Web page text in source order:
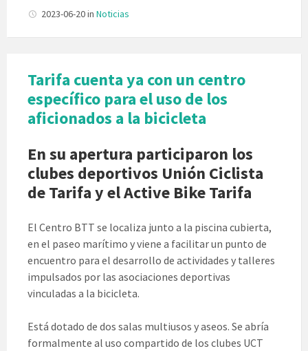
2023-06-20in Noticias
Tarifa cuenta ya con un centro
específico para el uso de los
aficionados a la bicicleta
En su apertura participaron los
clubes deportivos Unión Ciclista
de Tarifa y el Active Bike Tarifa
El Centro BTT se localiza junto a la piscina cubierta,
en el paseo marítimo y viene a facilitar un punto de
encuentro para el desarrollo de actividades y talleres
impulsados por las asociaciones deportivas
vinculadas a la bicicleta.
Está dotado de dos salas multiusos y aseos. Se abría
formalmente al uso compartido de los clubes UCT